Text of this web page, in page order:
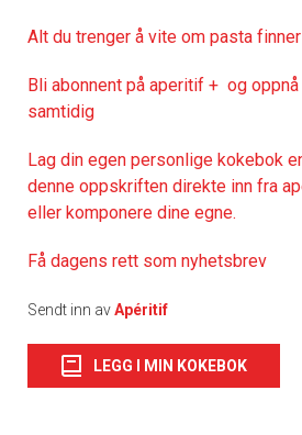
Alt du trenger å vite om pasta
Bli abonnent på aperitif + og
samtidig
Lag din egen personlige kokebok
denne oppskriften direkte inn fra
eller komponere dine egne.
Få dagens rett som nyhetsbrev
Sendt inn avApéritif
LEGG I MIN KOKEBOK